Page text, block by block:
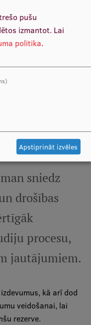
un kā tā
jo medicīnas
un finansiālo
sniedz
drošības
procesu,
jautājumiem.
kā arī dod
veidošanai, lai
rezerve.
pušu
izmantot. Lai
politika.
Apstiprināt izvēles